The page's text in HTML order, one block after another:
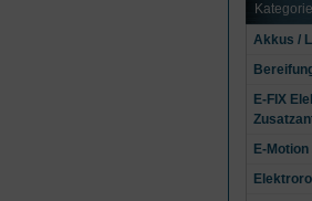
Akkus /
E-FIX
E-